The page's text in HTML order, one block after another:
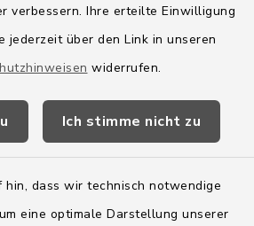
verbessern. Ihre erteilte Einwilligung
jederzeit über den Link in unseren
widerrufen.
Ich stimme nicht zu
dass wir technisch notwendige
eine optimale Darstellung unserer